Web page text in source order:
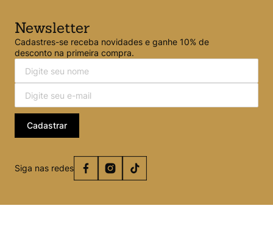
Newsletter
Cadastres-se receba novidades e ganhe 10% de
desconto na primeira compra.
Cadastrar
Siga nas redes